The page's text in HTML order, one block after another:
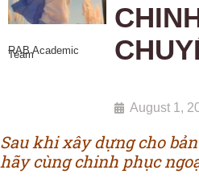
RAB Academic
Team
August 1,
Sau khi xây dựng cho
hãy cùng chinh phục